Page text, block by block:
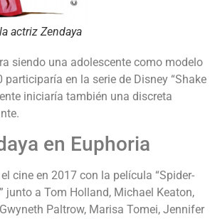
actriz Zendaya
siendo una adolescente como modelo
en la serie de Disney “Shake
iniciaría también una discreta
en Euphoria
cine en 2017 con la película “Spider-
junto a Tom Holland, Michael Keaton,
Paltrow, Marisa Tomei, Jennifer